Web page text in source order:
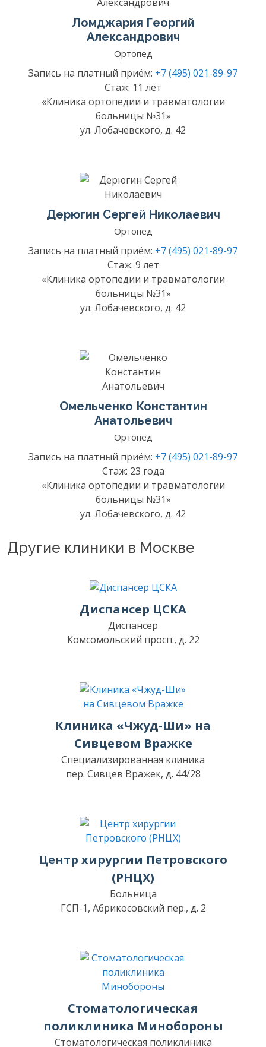
Ломджария Георгий
Александрович
Ортопед
Запись на платный приём: +7 (495) 021-89-97
Стаж: 11 лет
«Клиника ортопедии и травматологии
больницы №31»
ул. Лобачевского, д. 42
Дерюгин Сергей Николаевич
Ортопед
Запись на платный приём: +7 (495) 021-89-97
Стаж: 9 лет
«Клиника ортопедии и травматологии
больницы №31»
ул. Лобачевского, д. 42
Омельченко Константин
Анатольевич
Ортопед
Запись на платный приём: +7 (495) 021-89-97
Стаж: 23 года
«Клиника ортопедии и травматологии
больницы №31»
ул. Лобачевского, д. 42
Другие клиники в Москве
Диспансер ЦСКА
Диспансер
Комсомольский просп., д. 22
Клиника «Чжуд-Ши» на
Сивцевом Вражке
Специализированная клиника
пер. Сивцев Вражек, д. 44/28
Центр хирургии Петровского
(РНЦХ)
Больница
ГСП-1, Абрикосовский пер., д. 2
Стоматологическая
поликлиника Минобороны
Стоматологическая поликлиника